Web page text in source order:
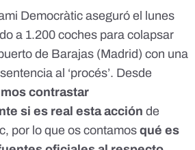
Democràtic aseguró el lunes
a 1.200 coches para colapsar
de Barajas (Madrid) con una
al ‘procés’. Desde
contrastar
si es real esta acción de
por lo que os contamos qué es